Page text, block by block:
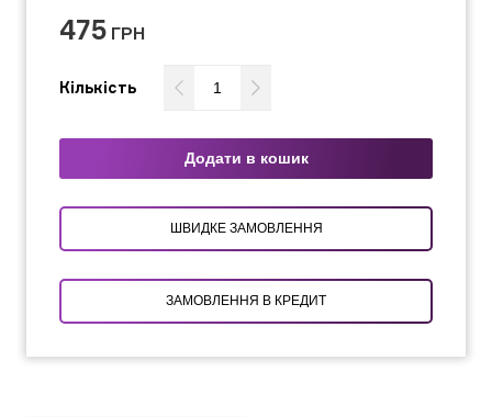
475 ГРН
Кількість
Додати в кошик
ШВИДКЕ ЗАМОВЛЕННЯ
ЗАМОВЛЕННЯ В КРЕДИТ